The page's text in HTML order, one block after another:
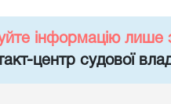
інформацію лише
центр судової